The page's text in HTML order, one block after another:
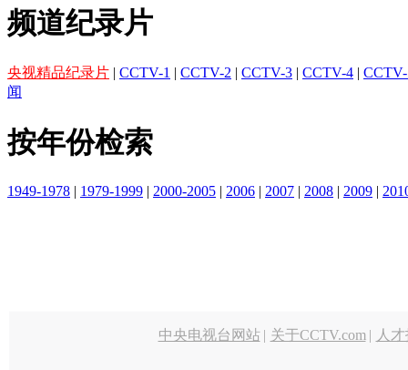
频道纪录片
央视精品纪录片 | CCTV-1 | CCTV-2 | CCTV-3 | CCTV-4 |
闻
按年份检索
1949-1978 | 1979-1999 | 2000-2005 | 2006 | 2007 | 2008 | 2009 |
中央电视台网站 | 关于CCTV.com | 人